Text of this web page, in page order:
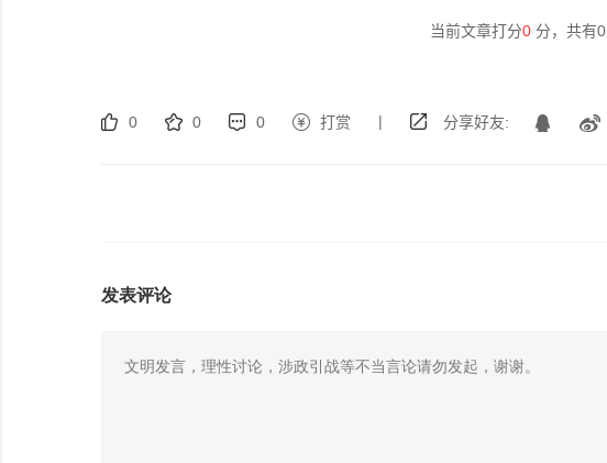
当前文章打分0 分，共有0
0 0 0 打赏 | 分享好友: